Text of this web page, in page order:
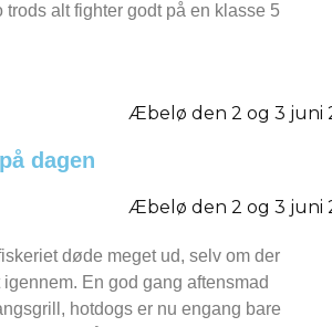
trods alt fighter godt på en klasse 5
dagen
døde meget ud, selv om der
igennem. En god gang aftensmad
hotdogs er nu engang bare